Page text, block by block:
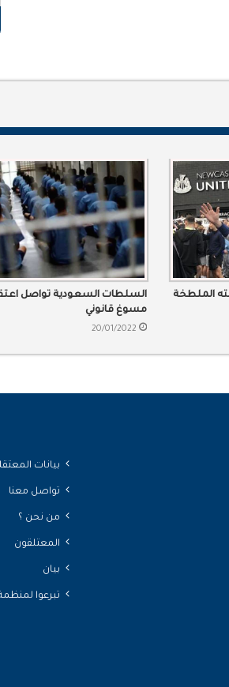
الملطخة
السلطات السعودية تواصل
مسوغ قانوني
20/01/2022
بيانات
تواصل معنا
من نحن ؟
المعتلقون
بيان
تبرعوا